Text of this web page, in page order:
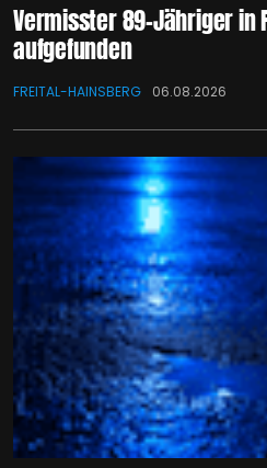
Vermisster 89-Jähriger in
aufgefunden
FREITAL-HAINSBERG 06.08.2026